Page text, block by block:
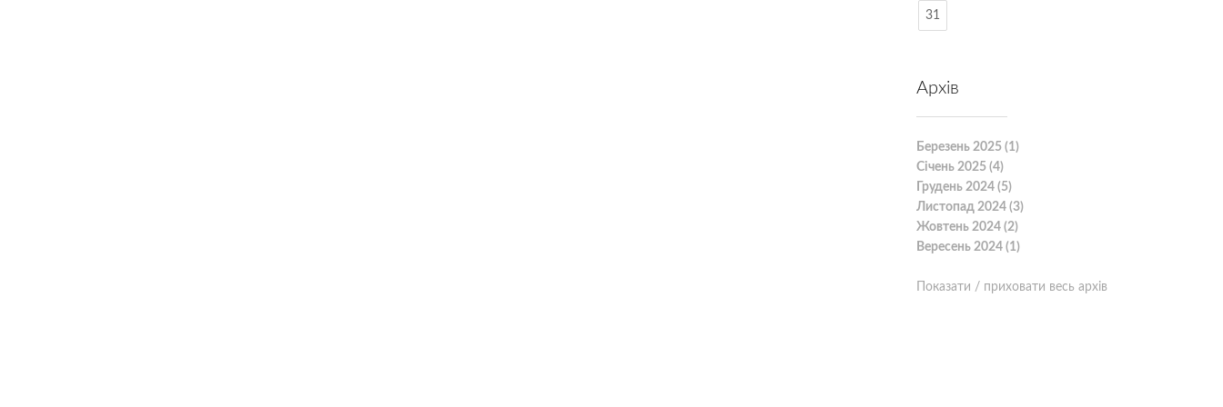
31
Архів
Березень 2025 (1)
Січень 2025 (4)
Грудень 2024 (5)
Листопад 2024 (3)
Жовтень 2024 (2)
Вересень 2024 (1)
Показати / приховати весь архів